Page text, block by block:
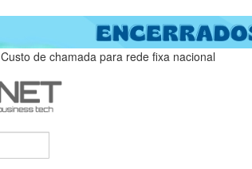
Custo de chamada para rede fixa nacional